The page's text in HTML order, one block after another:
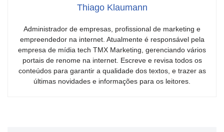
Thiago Klaumann
Administrador de empresas, profissional de marketing e
empreendedor na internet. Atualmente é responsável pela
empresa de mídia tech TMX Marketing, gerenciando vários
portais de renome na internet. Escreve e revisa todos os
conteúdos para garantir a qualidade dos textos, e trazer as
últimas novidades e informações para os leitores.